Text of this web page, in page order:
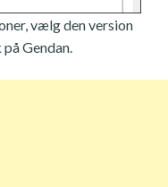
vælg den version
Gendan.